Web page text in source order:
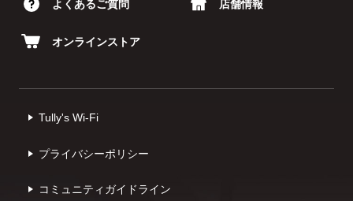
よくあるご質問 店舗情報
オンラインストア
Tully's Wi-Fi
プライバシーポリシー
コミュニティガイドライン